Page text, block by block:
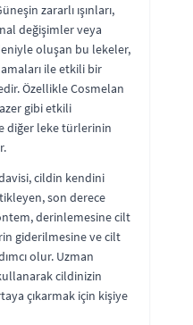
zararlı ışınları,
değişimler veya
oluşan bu lekeler,
ile etkili bir
Özellikle Cosmelan
gibi etkili
diğer leke türlerinin
cildin kendini
son derece
derinlemesine cilt
giderilmesine ve cilt
olur. Uzman
cildinizin
çıkarmak için kişiye